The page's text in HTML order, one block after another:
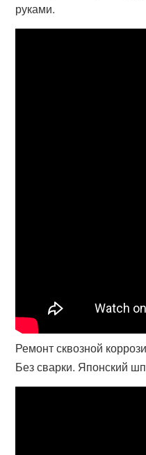
руками.
Ремонт сквозной
Без сварки. Японский